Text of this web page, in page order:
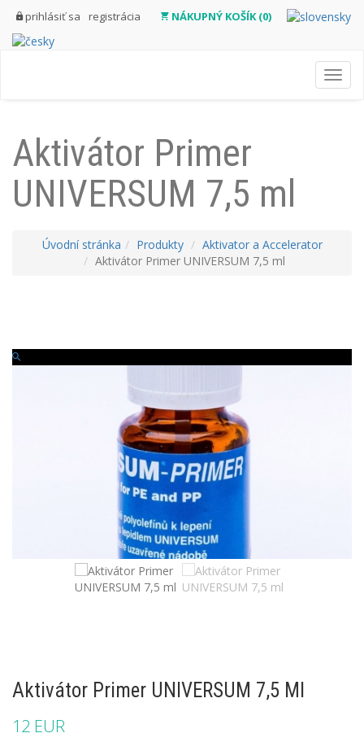
prihlásiť sa registrácia NÁKUPNÝ KOŠÍK (0)
Aktivátor Primer
UNIVERSUM 7,5 ml
Úvodní stránka Produkty
Aktivator a Accelerator
Aktivátor Primer UNIVERSUM 7,5 ml
Aktivátor Primer UNIVERSUM 7,5 Ml
12 EUR